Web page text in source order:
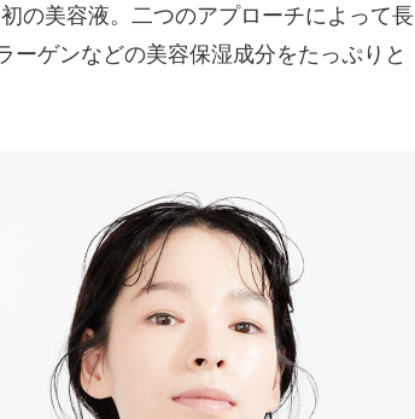
の美容液。二つのアプローチによって長
ーゲンなどの美容保湿成分をたっぷりと